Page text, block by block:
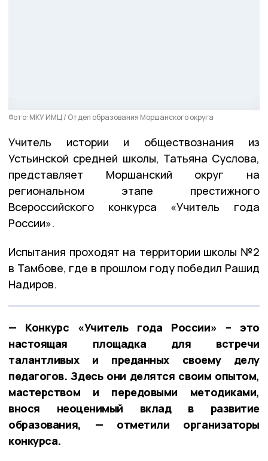
Фото: МКУ ИМЦ / Отдел образования Моршанского округа
Учитель истории и обществознания из
Устьинской средней школы, Татьяна Суслова,
представляет Моршанский округ на
региональном этапе престижного
Всероссийского конкурса «Учитель года
России».
Испытания проходят на территории школы №2
в Тамбове, где в прошлом году победил Рашид
Надиров.
— Конкурс «Учитель года России» – это
настоящая площадка для встречи
талантливых и преданных своему делу
педагогов. Здесь они делятся своим опытом,
мастерством и передовыми методиками,
внося неоценимый вклад в развитие
образования, — отметили организаторы
конкурса.